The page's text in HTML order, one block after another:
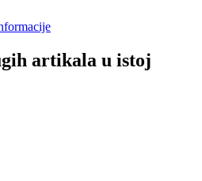
artikala u istoj